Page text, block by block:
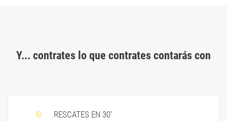
Y... contrates lo que contrates contarás con
RESCATES EN 30'